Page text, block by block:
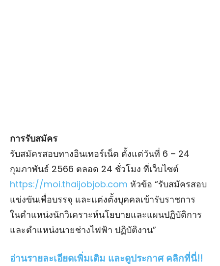
การรับสมัคร
รับสมัครสอบทางอินเทอร์เน็ต ตั้งแต่วันที่ 6 – 24
กุมภาพันธ์ 2566 ตลอด 24 ชั่วโมง ที่เว็บไซต์
https://moi.thaijobjob.com หัวข้อ “รับสมัครสอบ
แข่งขันเพื่อบรรจุ และแต่งตั้งบุคคลเข้ารับราชการ
ในตําแหน่งนักวิเคราะห์นโยบายและแผนปฏิบัติการ
และตําแหน่งนายช่างไฟฟ้า ปฏิบัติงาน”
อ่านรายละเอียดเพิ่มเติม และดูประกาศ คลิกที่นี่!!